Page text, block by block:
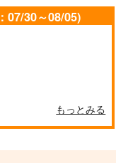
作品詳細
07/30～08/05)
もっとみる